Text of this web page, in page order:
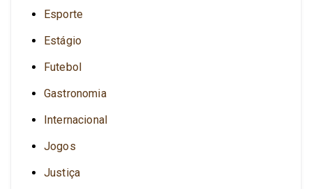
Esporte
Estágio
Futebol
Gastronomia
Internacional
Jogos
Justiça